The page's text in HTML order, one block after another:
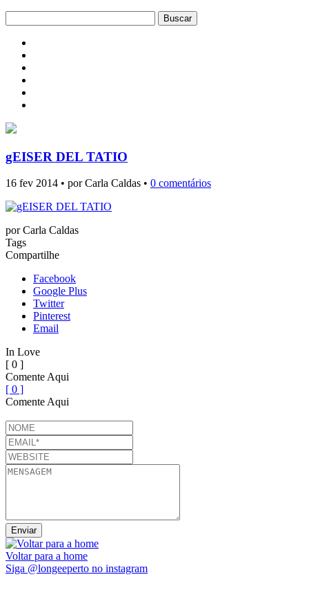
gEISER DEL TATIO
16 fev 2014 • por Carla Caldas • 0 comentários
porCarla Caldas
Tags
Compartilhe
Facebook
Google Plus
Twitter
Pinterest
Email
In Love
[ 0 ]
Comente Aqui
[ 0 ]
Comente Aqui
Voltar para a home
Siga @longeeperto no instagram